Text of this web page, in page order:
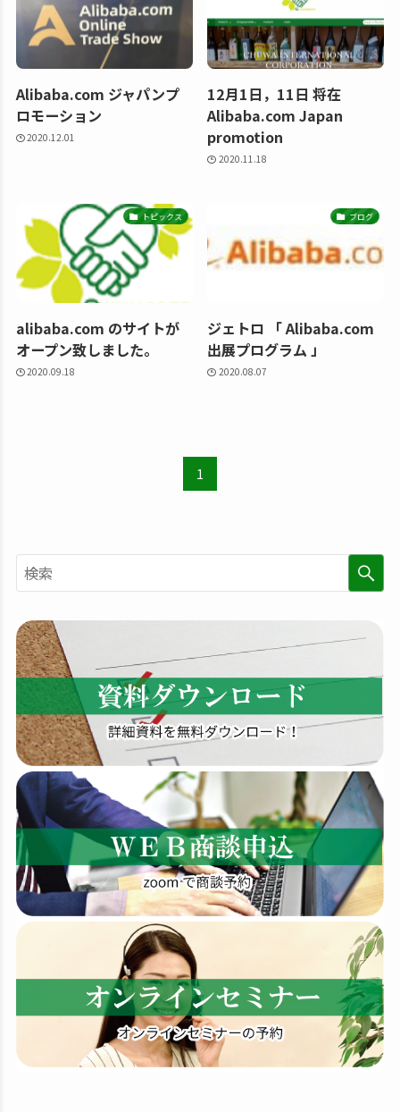
Alibaba.com ジャパンプ
ロモーション
2020.12.01
12月1日，11日 将在
Alibaba.com Japan
promotion
2020.11.18
トピックス
alibaba.com のサイトが
オープン致しました。
2020.09.18
ブログ
ジェトロ 「 Alibaba.com
出展プログラム 」
2020.08.07
1
索
す
る